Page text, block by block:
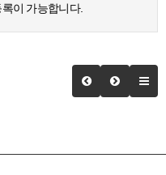
이 가능합니다.